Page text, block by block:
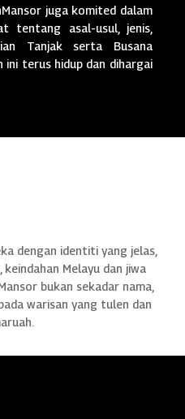
juga komited dalam
tentang asal-usul, jenis,
Tanjak serta Busana
ini terus hidup dan dihargai
dengan identiti yang jelas,
Melayu dan jiwa
bukan sekadar nama,
warisan yang tulen dan